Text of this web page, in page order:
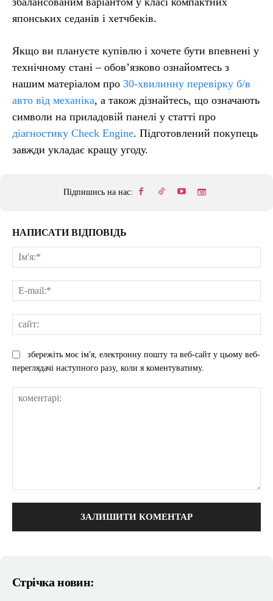
японських седанів і хетчбеків.
Якщо ви плануєте купівлю і хочете бути впевнені у
технічному стані – обов’язково ознайомтесь з
нашим матеріалом про 30-хвилинну перевірку б/в
авто від механіка, а також дізнайтесь, що означають
символи на приладовій панелі у статті про
діагностику Check Engine. Підготовлений покупець
завжди укладає кращу угоду.
Підпишись на нас:
НАПИСАТИ ВІДПОВІДЬ
збережіть моє ім'я, електронну пошту та веб-сайт у цьому веб-
переглядачі наступного разу, коли я коментуватиму.
Стрічка новин: